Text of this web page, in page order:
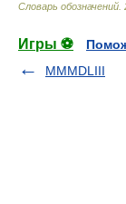
Словарь обозначений
Игры ⚽
MMMDLIII